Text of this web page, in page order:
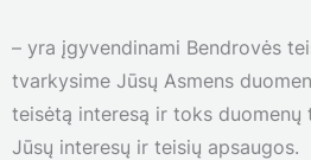
– yra įgyvendinami Bendrovės
tvarkysime Jūsų Asmens
teisėtą interesą ir toks duomenų
Jūsų interesų ir teisių apsaugos.